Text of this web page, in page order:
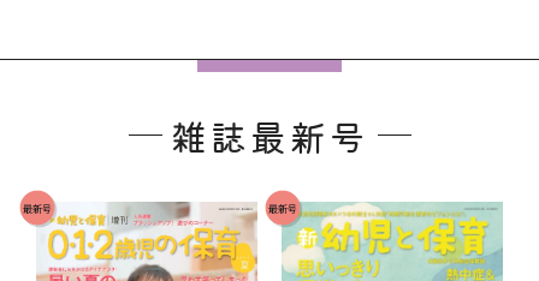
雑誌最新号
最新号 最新号